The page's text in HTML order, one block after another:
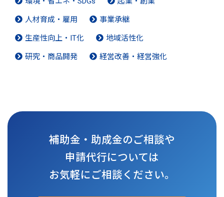
人材育成・雇用 事業承継
生産性向上・IT化 地域活性化
研究・商品開発 経営改善・経営強化
補助金・助成金のご相談や
申請代行については
お気軽にご相談ください。